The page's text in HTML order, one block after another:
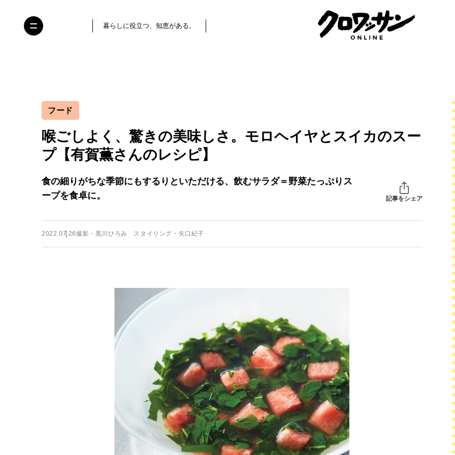
暮らしに役立つ、知恵がある。
フード
喉ごしよく、驚きの美味しさ。モロヘイヤとスイカのスー
プ【有賀薫さんのレシピ】
食の細りがちな季節にもするりといただける、飲むサラダ＝野菜たっぷりス
ープを食卓に。
記事をシェア
2022.07.26撮影・黒川ひろみ スタイリング・矢口紀子